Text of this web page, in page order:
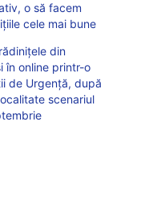
o să facem
cele mai bune
din
în online printr-o
de Urgență, după
scenariul